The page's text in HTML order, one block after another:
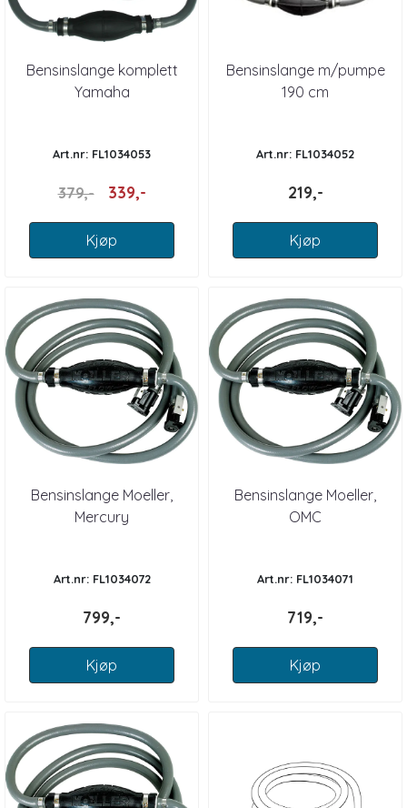
Bensinslange komplett
Yamaha
Art.nr: FL1034053
379,- 339,-
Kjøp
Bensinslange m/pumpe
190 cm
Art.nr: FL1034052
219,-
Kjøp
Bensinslange Moeller,
Mercury
Art.nr: FL1034072
799,-
Kjøp
Bensinslange Moeller,
OMC
Art.nr: FL1034071
719,-
Kjøp